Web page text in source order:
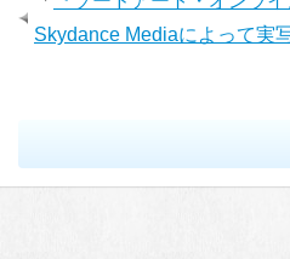
Skydance Mediaによって実